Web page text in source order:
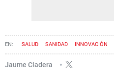
SALUD SANIDAD INNOVACIÓN
Jaume Cladera